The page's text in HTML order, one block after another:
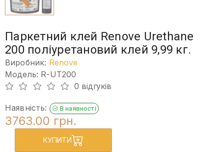
Паркетний клей Renove Urethane
200 поліуретановий клей 9,99 кг.
Виробник: Renove
Модель: R-UT200
0 відгуків
Наявність: В наявності
3763.00 грн.
КУПИТИ